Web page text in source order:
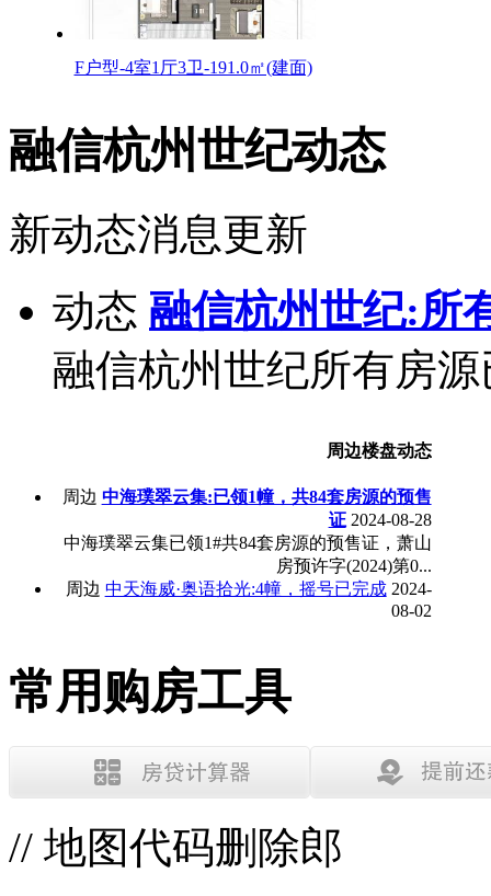
F户型-4室1厅3卫-191.0㎡(建面)
融信杭州世纪动态
新动态消息更新
动态 融信杭州世纪:所
融信杭州世纪所有房
周边楼盘动态
周边 中海璞翠云集:已领1幢，共84套房源的预售
证 2024-08-28
中海璞翠云集已领1#共84套房源的预售证，萧山
房预许字(2024)第0...
周边 中天海威·奥语拾光:4幢，摇号已完成 2024-
08-02
常用购房工具
// 地图代码删除郎